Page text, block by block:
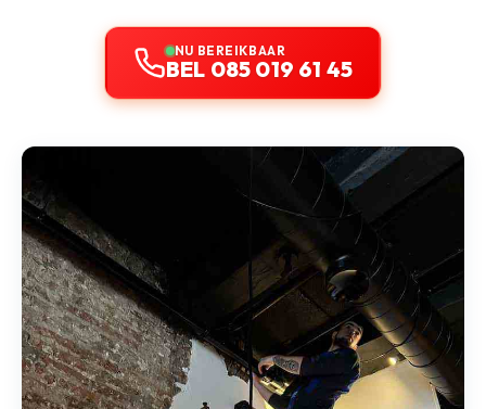
NU BEREIKBAAR
BEL 085 019 61 45